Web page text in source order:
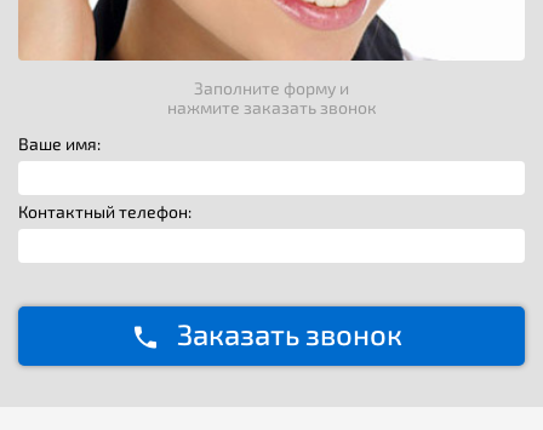
Заполните форму и
нажмите заказать звонок
Ваше имя:
Контактный телефон:
Заказать звонок